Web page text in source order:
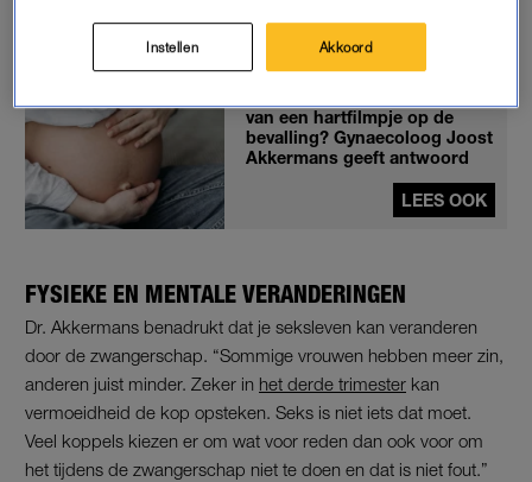
theorie contracties kunnen opwekken.”
van een hartfilmpje op de
bevalling? Gynaecoloog Joost
Akkermans geeft antwoord
LEES OOK
FYSIEKE EN MENTALE VERANDERINGEN
Dr. Akkermans benadrukt dat je seksleven kan veranderen
door de zwangerschap. “Sommige vrouwen hebben meer zin,
anderen juist minder. Zeker in het derde trimester kan
vermoeidheid de kop opsteken. Seks is niet iets dat moet.
Veel koppels kiezen er om wat voor reden dan ook voor om
het tijdens de zwangerschap niet te doen en dat is niet fout.”
Instellen Akkoord